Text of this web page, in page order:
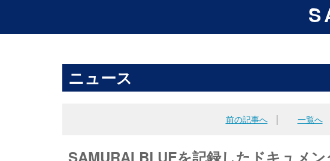
ニュース
前の記事へ│ 一覧へ
SAMURAI BLUEを記録したドキュメ